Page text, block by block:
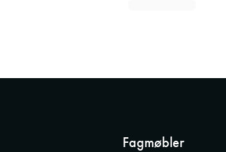
Fagmøbler